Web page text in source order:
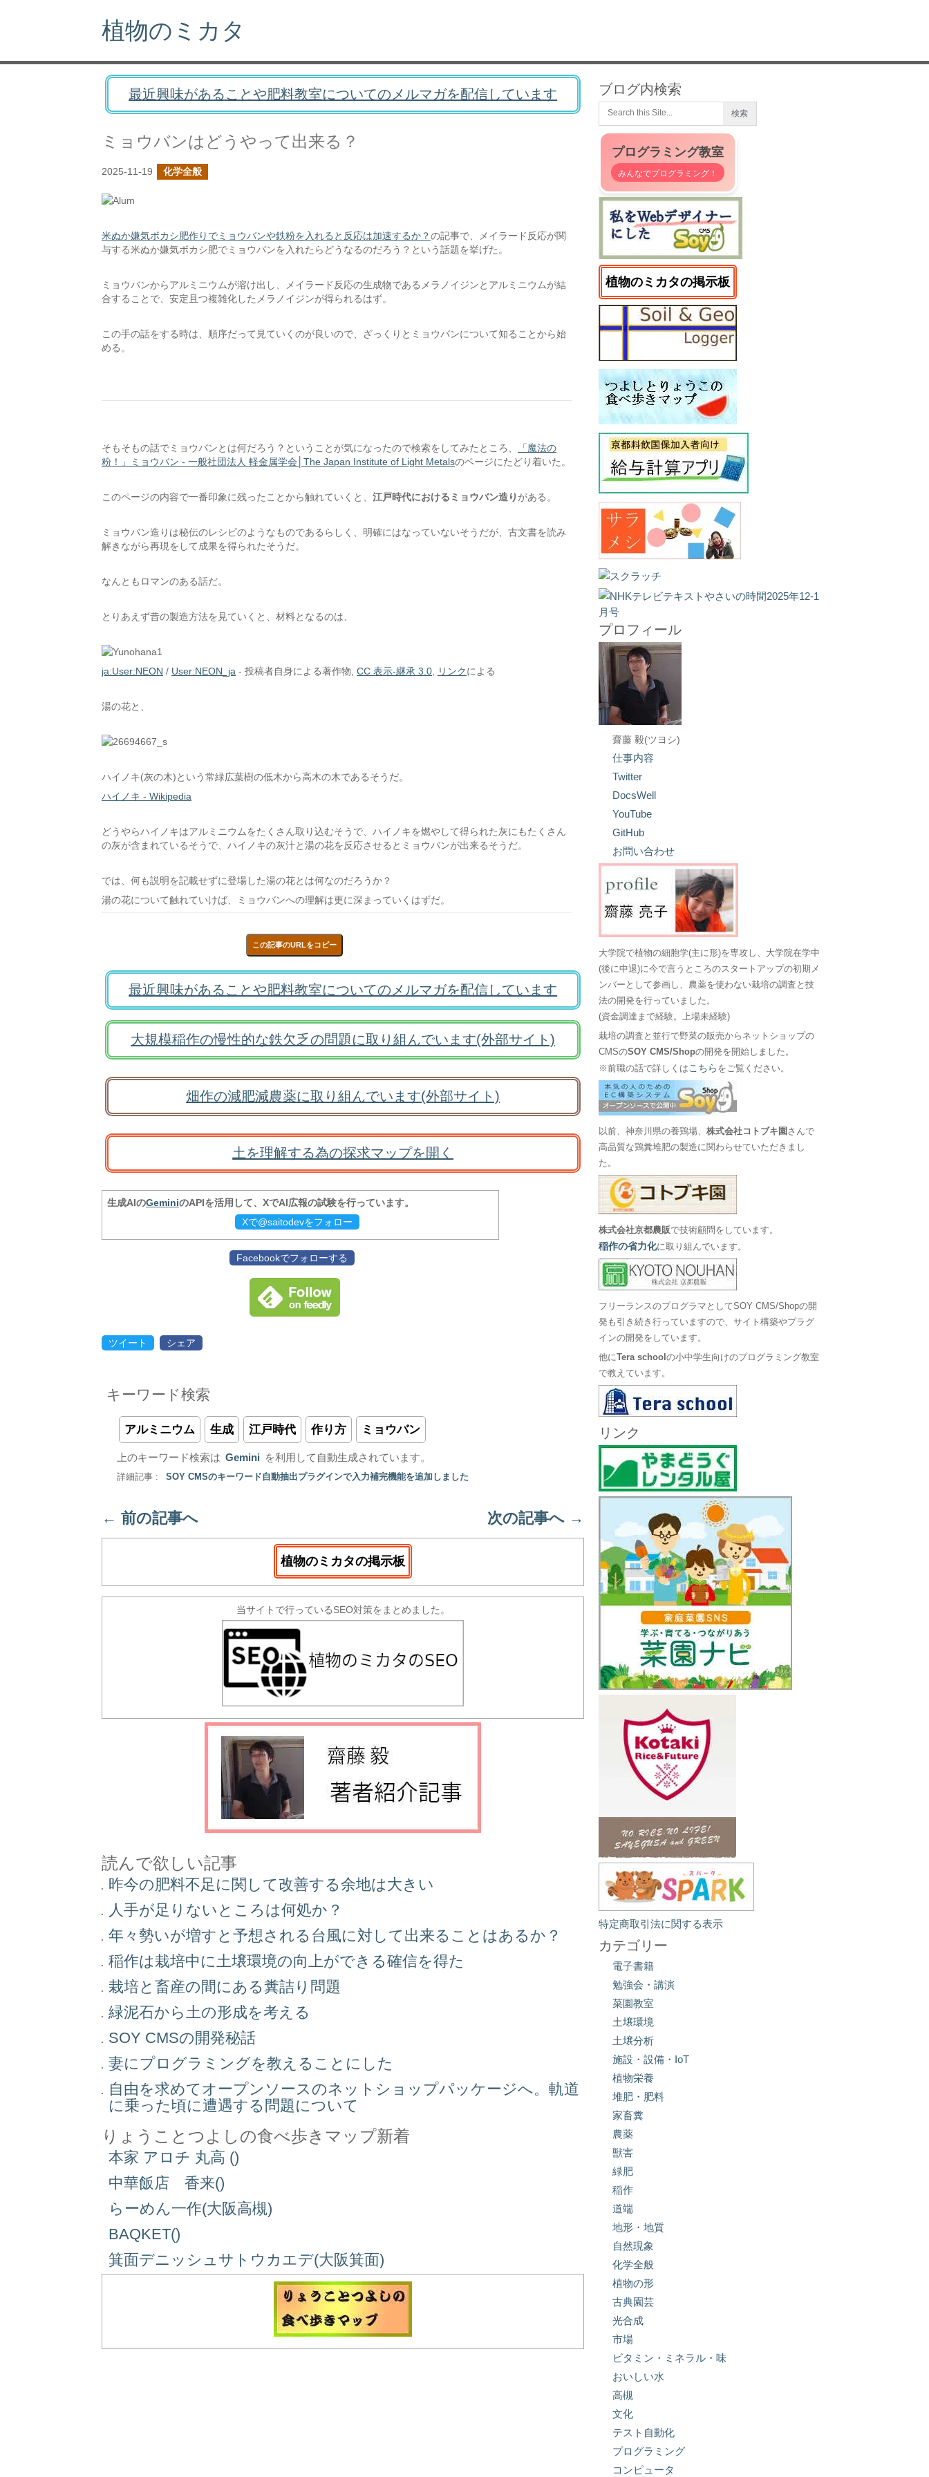
植物のミカタ
最近興味があることや肥料教室についてのメルマガを配信しています
ミョウバンはどうやって出来る？
2025-11-19 化学全般
米ぬか嫌気ボカシ肥作りでミョウバンや鉄粉を入れると反応は加速するか？の記事で、メイラード反応が関
与する米ぬか嫌気ボカシ肥でミョウバンを入れたらどうなるのだろう？という話題を挙げた。
ミョウバンからアルミニウムが溶け出し、メイラード反応の生成物であるメラノイジンとアルミニウムが結
合することで、安定且つ複雑化したメラノイジンが得られるはず。
この手の話をする時は、順序だって見ていくのが良いので、ざっくりとミョウバンについて知ることから始
める。
そもそもの話でミョウバンとは何だろう？ということが気になったので検索をしてみたところ、
「魔法の
粉！」ミョウバン - 一般社団法人 軽金属学会│The Japan Institute of Light Metalsのページにたどり着いた。
このページの内容で一番印象に残ったことから触れていくと、 江戸時代におけるミョウバン造り がある。
ミョウバン造りは秘伝のレシピのようなものであるらしく、明確にはなっていないそうだが、古文書を読み
解きながら再現をして成果を得られたそうだ。
なんともロマンのある話だ。
とりあえず昔の製造方法を見ていくと、材料となるのは、
ja:User:NEON / User:NEON_ja - 投稿者自身による著作物 CC 表示-継承 3.0 リンクによる
湯の花と、
ハイノキ(灰の木)という常緑広葉樹の低木から高木の木であるそうだ。
ハイノキ - Wikipedia
どうやらハイノキはアルミニウムをたくさん取り込むそうで、ハイノキを燃やして得られた灰にもたくさん
の灰が含まれているそうで、ハイノキの灰汁と湯の花を反応させるとミョウバンが出来るそうだ。
では、何も説明を記載せずに登場した湯の花とは何なのだろうか？
湯の花について触れていけば、ミョウバンへの理解は更に深まっていくはずだ。
この記事のURLをコピー
最近興味があることや肥料教室についてのメルマガを配信しています
大規模稲作の慢性的な鉄欠乏の問題に取り組んでいます(外部サイト)
畑作の減肥減農薬に取り組んでいます(外部サイト)
土を理解する為の探求マップを開く
生成AIのGeminiのAPIを活用して、XでAI広報の試験を行っています。
Xで@saitodevをフォロー
Facebookでフォローする
ツイート シェア
キーワード検索
アルミニウム 生成 江戸時代 作り方 ミョウバン
上のキーワード検索は Gemini を利用して自動生成されています。
詳細記事 : SOY CMSのキーワード自動抽出プラグインで入力補完機能を追加しました
← 前の記事へ 次の記事へ →
植物のミカタの掲示板
当サイトで行っているSEO対策をまとめました。
読んで欲しい記事
昨今の肥料不足に関して改善する余地は大きい
人手が足りないところは何処か？
年々勢いが増すと予想される台風に対して出来ることはあるか？
稲作は栽培中に土壌環境の向上ができる確信を得た
栽培と畜産の間にある糞詰り問題
緑泥石から土の形成を考える
SOY CMSの開発秘話
妻にプログラミングを教えることにした
自由を求めてオープンソースのネットショップパッケージへ。軌道
に乗った頃に遭遇する問題について
りょうことつよしの食べ歩きマップ新着
本家 アロチ 丸高 ()
中華飯店 香来()
らーめん一作(大阪高槻)
BAQKET()
箕面デニッシュサトウカエデ(大阪箕面)
ブログ内検索
プログラミング教室
みんなでプログラミング！
植物のミカタの掲示板
プロフィール
齋藤 毅(ツヨシ)
仕事内容
Twitter
DocsWell
YouTube
GitHub
お問い合わせ
大学院で植物の細胞学(主に形)を専攻し、大学院在学中
(後に中退)に今で言うところのスタートアップの初期メ
ンバーとして参画し、農薬を使わない栽培の調査と技
法の開発を行っていました。
(資金調達まで経験。上場未経験)
栽培の調査と並行で野菜の販売からネットショップの
CMSのSOY CMS/Shopの開発を開始しました。
※前職の話で詳しくは こちら をご覧ください。
以前、神奈川県の養鶏場、株式会社コトブキ園 さんで
高品質な鶏糞堆肥の製造に関わらせていただきまし
た。
株式会社京都農販で技術顧問をしています。
稲作の省力化に取り組んでいます。
フリーランスのプログラマとしてSOY CMS/Shopの開
発も引き続き行っていますので、サイト構築やプラグ
インの開発をしています。
他にTera schoolの小中学生向けのプログラミング教室
で教えています。
リンク
特定商取引法に関する表示
カテゴリー
電子書籍
勉強会・講演
菜園教室
土壌環境
土壌分析
施設・設備・IoT
植物栄養
堆肥・肥料
家畜糞
農薬
獣害
緑肥
稲作
道端
地形・地質
自然現象
化学全般
植物の形
古典園芸
光合成
市場
ビタミン・ミネラル・味
おいしい水
高槻
文化
テスト自動化
プログラミング
コンピュータ